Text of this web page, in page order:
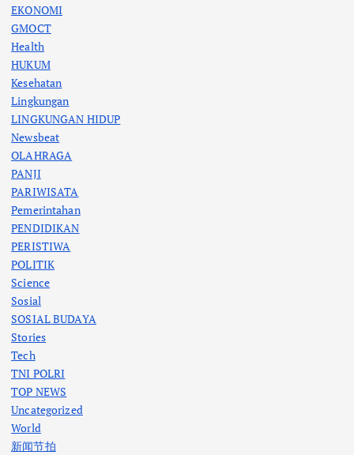
EKONOMI
GMOCT
Health
HUKUM
Kesehatan
Lingkungan
LINGKUNGAN HIDUP
Newsbeat
OLAHRAGA
PANJI
PARIWISATA
Pemerintahan
PENDIDIKAN
PERISTIWA
POLITIK
Science
Sosial
SOSIAL BUDAYA
Stories
Tech
TNI POLRI
TOP NEWS
Uncategorized
World
新闻节拍